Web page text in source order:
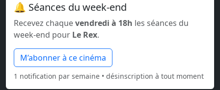
🔔 Séances du week-end
Recevez chaquevendredi à 18h les séances du
week-end pour Le Rex.
M’abonner à ce cinéma
1 notification par semaine • désinscription à tout moment